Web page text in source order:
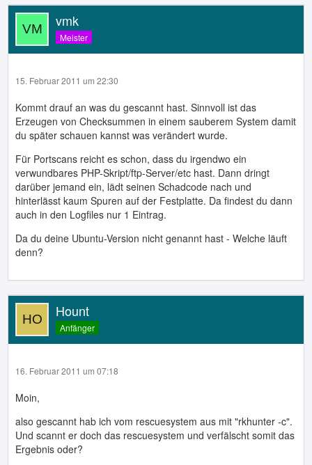
vmk
Meister
15. Februar 2011 um 22:30
Kommt drauf an was du gescannt hast. Sinnvoll ist das
Erzeugen von Checksummen in einem sauberem System damit
du später schauen kannst was verändert wurde.
Für Portscans reicht es schon, dass du irgendwo ein
verwundbares PHP-Skript/ftp-Server/etc hast. Dann dringt
darüber jemand ein, lädt seinen Schadcode nach und
hinterlässt kaum Spuren auf der Festplatte. Da findest du dann
auch in den Logfiles nur 1 Eintrag.
Da du deine Ubuntu-Version nicht genannt hast - Welche läuft
denn?
Hount
Anfänger
16. Februar 2011 um 07:18
Moin,
also gescannt hab ich vom rescuesystem aus mit "rkhunter -c".
Und scannt er doch das rescuesystem und verfälscht somit das
Ergebnis oder?